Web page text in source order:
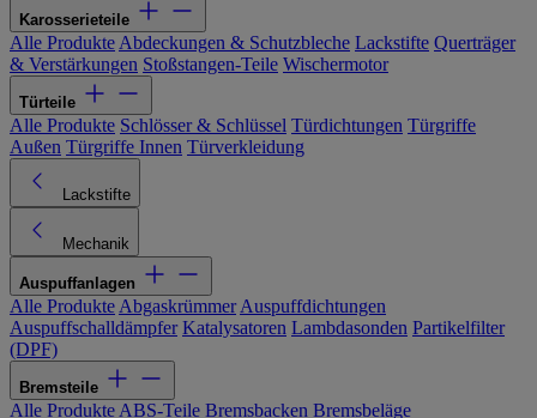
Karosserieteile
Alle Produkte Abdeckungen & Schutzbleche Lackstifte Querträger
& Verstärkungen Stoßstangen-Teile Wischermotor
Türteile
Alle Produkte Schlösser & Schlüssel Türdichtungen Türgriffe
Außen Türgriffe Innen Türverkleidung
Lackstifte
Mechanik
Auspuffanlagen
Alle Produkte Abgaskrümmer Auspuffdichtungen
Auspuffschalldämpfer Katalysatoren Lambdasonden Partikelfilter
(DPF)
Bremsteile
Alle Produkte ABS-Teile Bremsbacken Bremsbeläge